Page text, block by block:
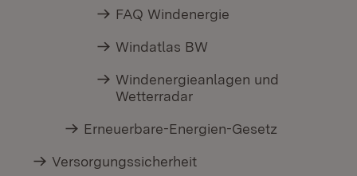
FAQ Windenergie
Windatlas BW
Windenergieanlagen und
Wetterradar
Erneuerbare-Energien-Gesetz
Versorgungssicherheit